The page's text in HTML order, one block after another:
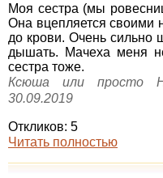
Моя сестра (мы
Она вцепляется своими
до крови. Очень сильно
дышать. Мачеха меня
сестра тоже.
Ксюша или просто
30.09.2019
Откликов: 5
Читать полностью